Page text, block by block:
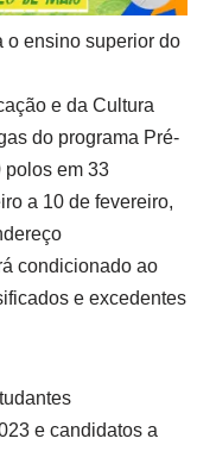
o ensino superior do
e da Cultura
do programa Pré-
polos em 33
a 10 de fevereiro,
condicionado ao
e excedentes
e candidatos a